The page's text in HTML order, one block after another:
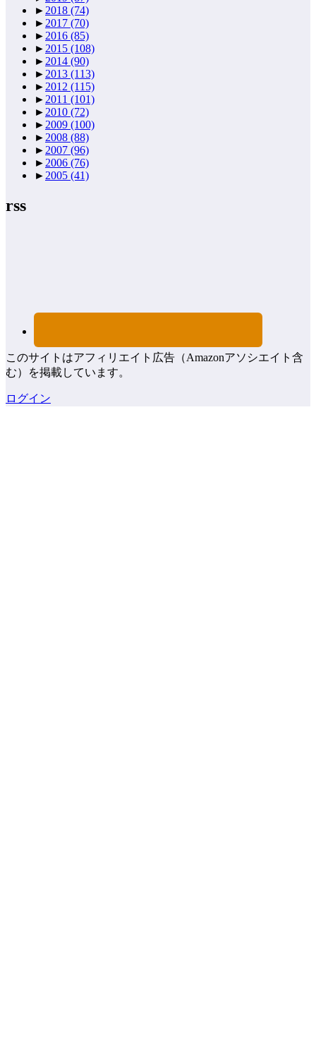
► 2018 (74)
► 2017 (70)
► 2016 (85)
► 2015 (108)
► 2014 (90)
► 2013 (113)
► 2012 (115)
► 2011 (101)
► 2010 (72)
► 2009 (100)
► 2008 (88)
► 2007 (96)
► 2006 (76)
► 2005 (41)
rss
このサイトはアフィリエイト広告（Amazonアソシエイト含
む）を掲載しています。
ログイン